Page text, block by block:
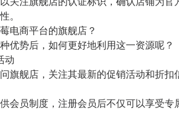
。
电商平台的旗舰店？
优势后，如何更好地利用这一资源呢？
动
旗舰店，关注其最新的促销活动和折
会员制度，注册会员后不仅可以享受